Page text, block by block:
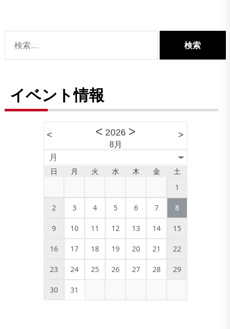
索:
イベント情報
< < 2026 >
8月
>
月
日 月 火 水 木 金 土
1
2 3 4 5 6 7 8
9 10 11 12 13 14 15
16 17 18 19 20 21 22
23 24 25 26 27 28 29
30 31